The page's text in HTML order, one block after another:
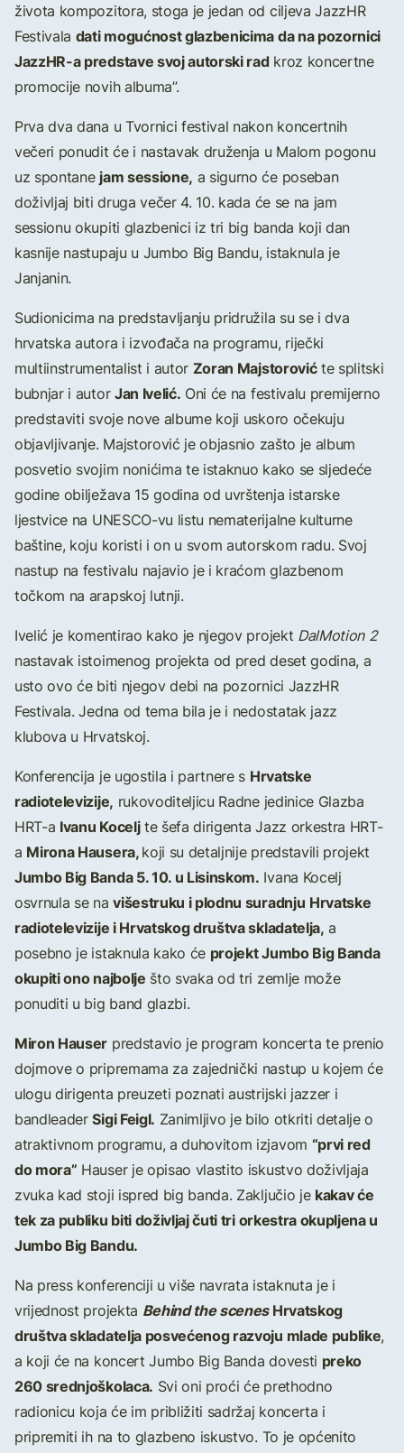
života kompozitora, stoga je jedan od ciljeva JazzHR
Festivala dati mogućnost glazbenicima da na pozornici
JazzHR-a predstave svoj autorski radkroz koncertne
promocije novih albuma”.
Prva dva dana u Tvornici festival nakon koncertnih
večeri ponudit će i nastavak druženja u Malom pogonu
uz spontane jam sessione, a sigurno će poseban
doživljaj biti druga večer 4. 10. kada će se na jam
sessionu okupiti glazbenici iz tri big banda koji dan
kasnije nastupaju u Jumbo Big Bandu, istaknula je
Janjanin.
Sudionicima na predstavljanju pridružila su se i dva
hrvatska autora i izvođača na programu, riječki
multiinstrumentalist i autor Zoran Majstorovićte splitski
bubnjar i autorJan Ivelić. Oni će na festivalu premijerno
predstaviti svoje nove albume koji uskoro očekuju
objavljivanje. Majstorović je objasnio zašto je album
posvetio svojim nonićima te istaknuo kako se sljedeće
godine obilježava 15 godina od uvrštenja istarske
ljestvice na UNESCO-vu listu nematerijalne kulturne
baštine, koju koristi i on u svom autorskom radu. Svoj
nastup na festivalu najavio je i kraćom glazbenom
točkom na arapskoj lutnji.
Ivelić je komentirao kako je njegov projekt DalMotion 2
nastavak istoimenog projekta od pred deset godina, a
usto ovo će biti njegov debi na pozornici JazzHR
Festivala. Jedna od tema bila je i nedostatak jazz
klubova u Hrvatskoj.
Konferencija je ugostila i partnere s Hrvatske
radiotelevizije, rukovoditeljicu Radne jedinice Glazba
HRT-a Ivanu Koceljte šefa dirigenta Jazz orkestra HRT-
a Mirona Hausera,koji su detaljnije predstavili projekt
Jumbo Big Banda 5. 10. u Lisinskom. Ivana Kocelj
osvrnula se navišestruku i plodnu suradnju Hrvatske
radiotelevizije i Hrvatskog društva skladatelja, a
posebno je istaknula kako će projekt Jumbo Big Banda
okupiti ono najbolje što svaka od tri zemlje može
ponuditi u big band glazbi.
Miron Hauser predstavio je program koncerta te prenio
dojmove o pripremama za zajednički nastup u kojem će
ulogu dirigenta preuzeti poznati austrijski jazzer i
bandleaderSigi Feigl. Zanimljivo je bilo otkriti detalje o
atraktivnom programu, a duhovitom izjavom “prvi red
do mora” Hauser je opisao vlastito iskustvo doživljaja
zvuka kad stoji ispred big banda. Zaključio je kakav će
tek za publiku biti doživljaj čuti tri orkestra okupljena u
Jumbo Big Bandu.
Na press konferenciji u više navrata istaknuta je i
vrijednost projekta Behind the scenesHrvatskog
društva skladatelja posvećenog razvoju mlade publike,
a koji će na koncert Jumbo Big Banda dovesti preko
260 srednjoškolaca. Svi oni proći će prethodno
radionicu koja će im približiti sadržaj koncerta i
pripremiti ih na to glazbeno iskustvo. To je općenito